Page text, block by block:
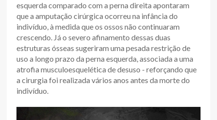
esquerda comparado com a perna direita apontaram
que a amputação cirúrgica ocorreu na infância do
indivíduo, à medida que os ossos não continuaram
crescendo. Já o severo afinamento dessas duas
estruturas ósseas sugeriram uma pesada restrição de
uso a longo prazo da perna esquerda, associada a uma
atrofia musculoesquelética de desuso - reforçando que
a cirurgia foi realizada vários anos antes da morte do
indivíduo.